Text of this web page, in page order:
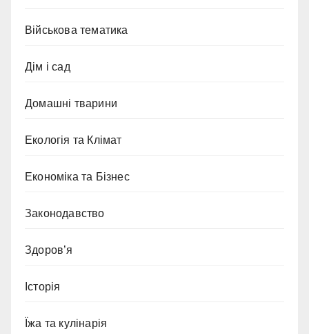
Військова тематика
Дім і сад
Домашні тварини
Екологія та Клімат
Економіка та Бізнес
Законодавство
Здоров’я
Історія
Їжа та кулінарія